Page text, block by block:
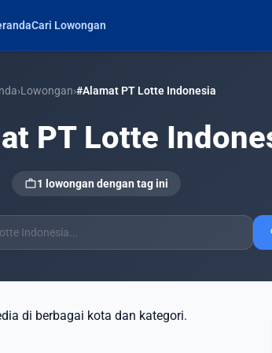
Cari Lowongan
›Lowongan›#Alamat PT Lotte Indonesia
PT Lotte
work1 lowongan dengan tag ini
di berbagai kota dan kategori.